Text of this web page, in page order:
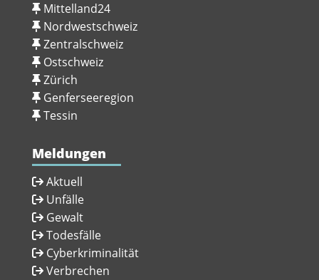
Mittelland24
Nordwestschweiz
Zentralschweiz
Ostschweiz
Zürich
Genferseeregion
Tessin
Meldungen
Aktuell
Unfälle
Gewalt
Todesfälle
Cyberkriminalität
Verbrechen